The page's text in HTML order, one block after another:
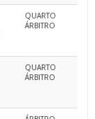
QUARTO
ÁRBITRO
QUARTO
ÁRBITRO